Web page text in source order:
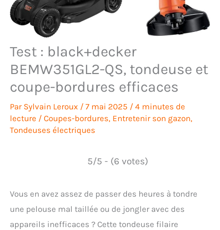
Test : black+decker
BEMW351GL2-QS, tondeuse et
coupe-bordures efficaces
Par Sylvain Leroux / 7 mai 2025 / 4 minutes de
lecture / Coupes-bordures, Entretenir son gazon,
Tondeuses électriques
5/5 - (6 votes)
Vous en avez assez de passer des heures à tondre
une pelouse mal taillée ou de jongler avec des
appareils inefficaces ? Cette tondeuse filaire